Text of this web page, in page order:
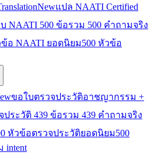
Newแปล NAATI Certified
NAATI 500 ข้อรวม 500 คำถามจริง
ข้อ NAATI ยอดนิยม500 หัวข้อ
ขอใบตรวจประวัติอาชญากรรม +
ระวัติ 439 ข้อรวม 439 คำถามจริง
หัวข้อตรวจประวัติยอดนิยม500
intent